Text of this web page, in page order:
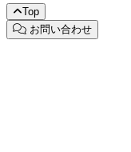
Top
お問い合わせ